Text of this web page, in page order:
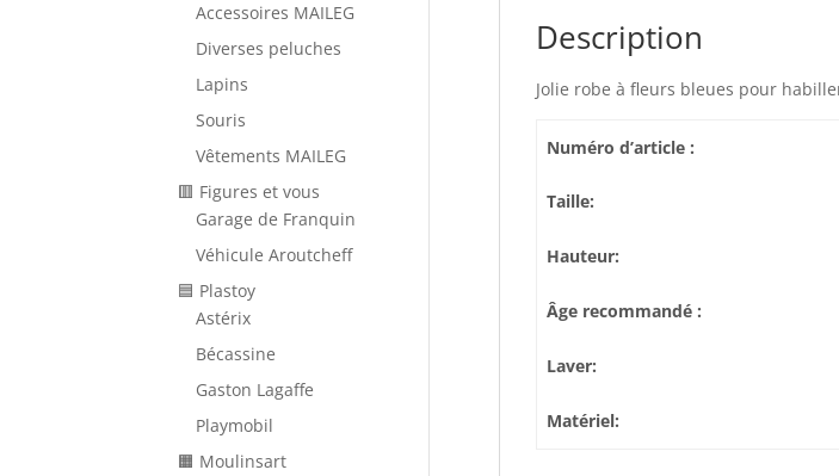
Description
Jolie robe à fleurs bleues pour
Numéro d’article :
Taille:
Hauteur:
Âge recommandé :
Laver:
Matériel:
Accessoires MAILEG
Diverses peluches
Lapins
Souris
Vêtements MAILEG
🟥 Figures et vous
Garage de Franquin
Véhicule Aroutcheff
🟦 Plastoy
Astérix
Bécassine
Gaston Lagaffe
Playmobil
🟧 Moulinsart